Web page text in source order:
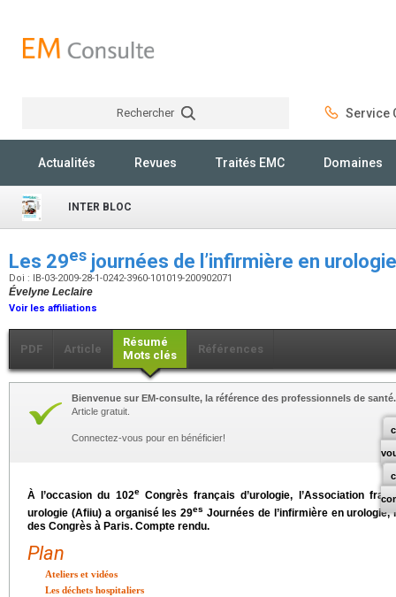
Rechercher Service
Actualités Revues Traités EMC Domaines
INTER BLOC
Les 29es journées de l’infirmière en
Doi : IB-03-2009-28-1-0242-3960-101019-200902071
Évelyne Leclaire
Voir les affiliations
PDF Article
Résumé
Mots clés
Références
Bienvenue sur EM-consulte, la référence des professionnels de santé.
Article gratuit.
Connectez-vous pour en bénéficier!
À l’occasion du 102eCongrès français d’urologie, l’Association
urologie (Afiiu) a organisé les 29es Journées de l’infirmière en
des Congrès à Paris. Compte rendu.
Plan
Ateliers et vidéos
Les déchets hospitaliers